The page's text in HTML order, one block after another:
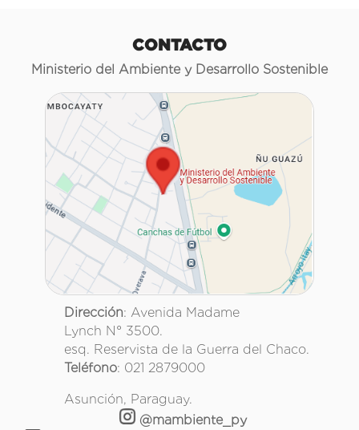
CONTACTO
Ministerio del Ambiente y Desarrollo Sostenible
Dirección: Avenida Madame
Lynch N° 3500.
esq. Reservista de la Guerra del Chaco.
Teléfono: 021 2879000
Asunción, Paraguay.
@mambiente_py